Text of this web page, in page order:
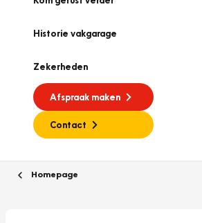
Historie vakgarage
Zekerheden
Afspraak maken
Contact
Homepage